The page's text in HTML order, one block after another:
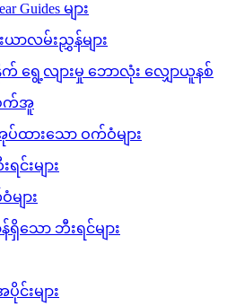
Guides များ
ယာလမ်းညွှန်များ
ရွေ့လျားမှု ဘောလုံး လျှောယူနစ်
က်အူ
ပ်ထားသော ဝက်ဝံများ
င်းများ
ျား
သော ဘီးရင်များ
းများ